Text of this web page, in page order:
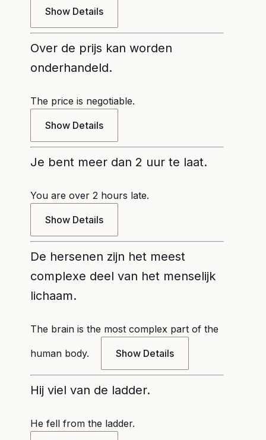
Show Details
Over de prijs kan worden
onderhandeld.
The price is negotiable.
Show Details
Je bent meer dan 2 uur te laat.
You are over 2 hours late.
Show Details
De hersenen zijn het meest
complexe deel van het menselijk
lichaam.
The brain is the most complex part of the
human body. Show Details
Hij viel van de ladder.
He fell from the ladder.